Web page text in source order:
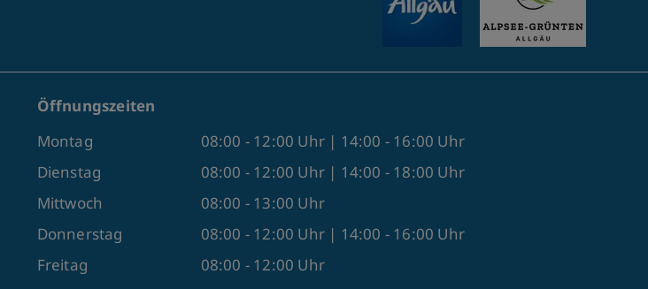
Öffnungszeiten
Montag
08:00 - 12:00 Uhr | 14:00 - 16:00 Uhr
Dienstag
08:00 - 12:00 Uhr | 14:00 - 18:00 Uhr
Mittwoch
08:00 - 13:00 Uhr
Donnerstag
08:00 - 12:00 Uhr | 14:00 - 16:00 Uhr
Freitag
08:00 - 12:00 Uhr